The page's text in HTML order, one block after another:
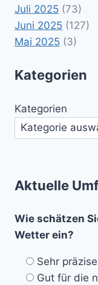
Juli 2025 (73)
Juni 2025 (127)
Mai 2025 (3)
Kategorien
Kategorien
Aktuelle
Wie schätzen
Wetter ein?
Sehr
Gut für die